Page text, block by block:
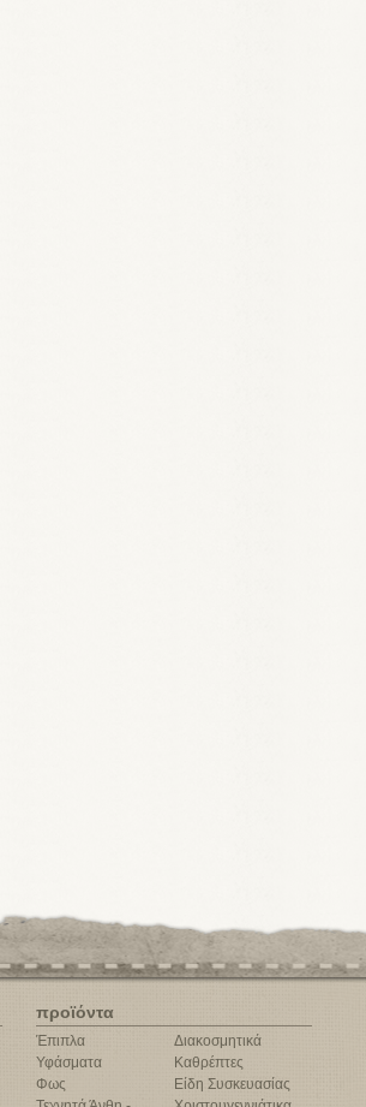
προϊόντα
Έπιπλα
Υφάσματα
Φως
Διακοσμητικά
Καθρέπτες
Είδη Συσκευασίας